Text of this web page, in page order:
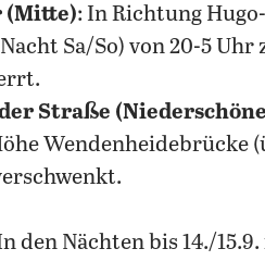
(Mitte): In Richtung
Sa/So) von 20-5
Straße
Wendenheidebrücke
den Nächten bis 14./